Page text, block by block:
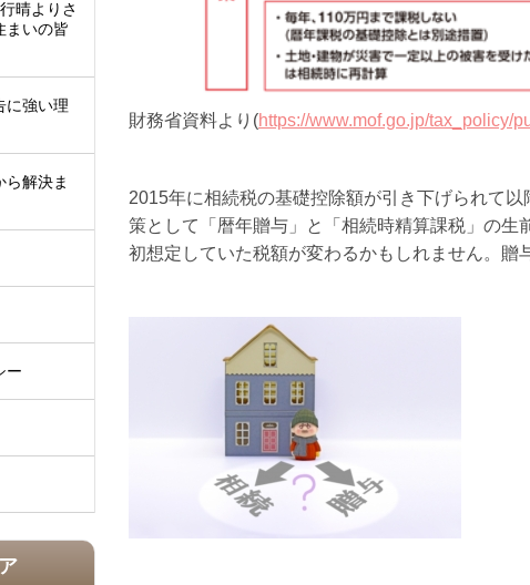
財務省資料より(https://www.mof.go.jp/tax_policy/
2015年に相続税の基礎控除額が引き下げられて
策として「暦年贈与」と「相続時精算課税」の
初想定していた税額が変わるかもしれません。贈
晴よりさ
まいの皆
に強い理
ら解決ま
ー